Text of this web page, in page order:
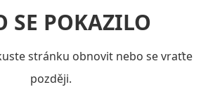
SE POKAZILO
stránku obnovit nebo se vraťte
později.